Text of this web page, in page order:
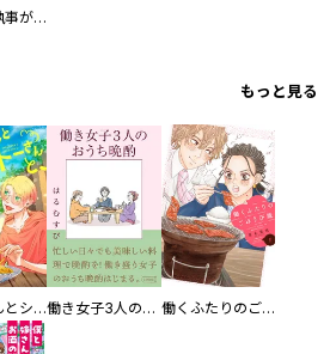
過保護な執事が私の婚活を邪魔してきます！ 分冊版
もっと見る
カラちゃんとシトーさんと、 【分冊版】 働き女子3人のおうち晩酌 働くふたりのごほうび飯